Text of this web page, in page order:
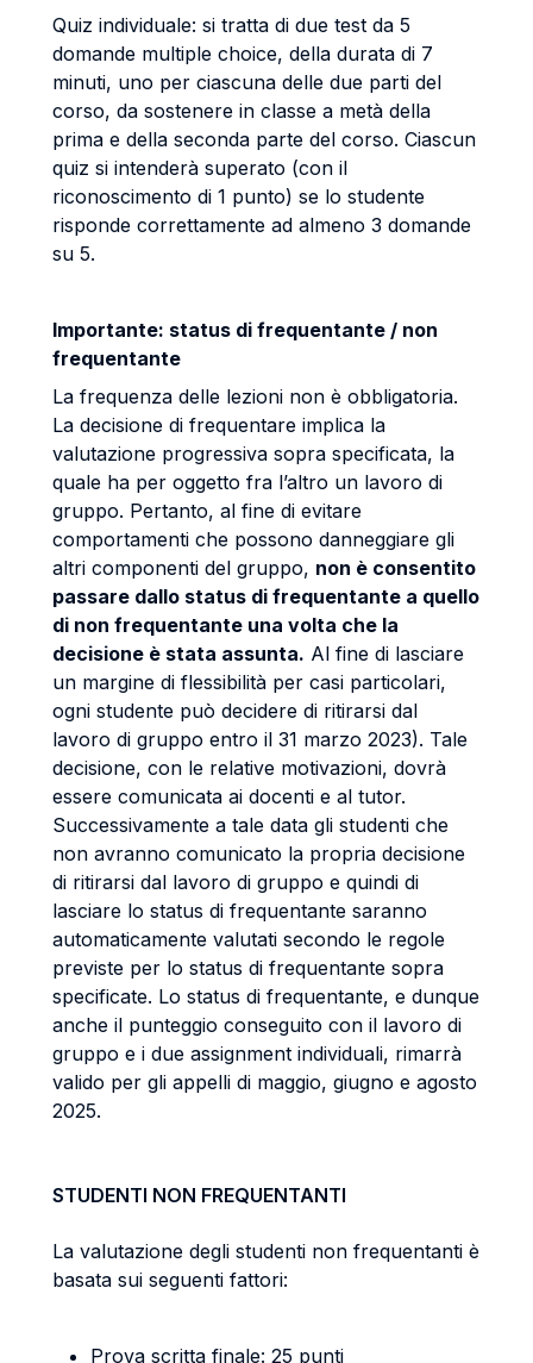
Quiz individuale: si tratta di due test da 5
domande multiple choice, della durata di 7
minuti, uno per ciascuna delle due parti del
corso, da sostenere in classe a metà della
prima e della seconda parte del corso. Ciascun
quiz si intenderà superato (con il
riconoscimento di 1 punto) se lo studente
risponde correttamente ad almeno 3 domande
su 5.
Importante: status di frequentante / non
frequentante
La frequenza delle lezioni non è obbligatoria.
La decisione di frequentare implica la
valutazione progressiva sopra specificata, la
quale ha per oggetto fra l’altro un lavoro di
gruppo. Pertanto, al fine di evitare
comportamenti che possono danneggiare gli
altri componenti del gruppo, non è consentito
passare dallo status di frequentante a quello
di non frequentante una volta che la
decisione è stata assunta. Al fine di lasciare
un margine di flessibilità per casi particolari,
ogni studente può decidere di ritirarsi dal
lavoro di gruppo entro il 31 marzo 2023). Tale
decisione, con le relative motivazioni, dovrà
essere comunicata ai docenti e al tutor.
Successivamente a tale data gli studenti che
non avranno comunicato la propria decisione
di ritirarsi dal lavoro di gruppo e quindi di
lasciare lo status di frequentante saranno
automaticamente valutati secondo le regole
previste per lo status di frequentante sopra
specificate. Lo status di frequentante, e dunque
anche il punteggio conseguito con il lavoro di
gruppo e i due assignment individuali, rimarrà
valido per gli appelli di maggio, giugno e agosto
2025.
STUDENTI NON FREQUENTANTI
La valutazione degli studenti non frequentanti è
basata sui seguenti fattori:
Prova scritta finale: 25 punti